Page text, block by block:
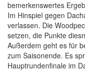
bemerkenswertes
Im Hinspiel gegen
verlassen. Die
setzen, die Punkte
Außerdem geht es für
zum Saisonende. Es
Hauptrundenfinale im